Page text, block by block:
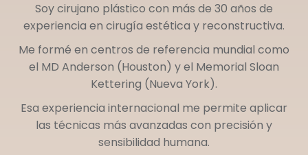
Soy cirujano plástico con más de 30 años de
experiencia en cirugía estética y reconstructiva.
Me formé en centros de referencia mundial como
el MD Anderson (Houston) y el Memorial Sloan
Kettering (Nueva York).
Esa experiencia internacional me permite aplicar
las técnicas más avanzadas con precisión y
sensibilidad humana.